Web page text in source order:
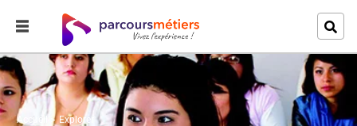
Accueil
Explorer